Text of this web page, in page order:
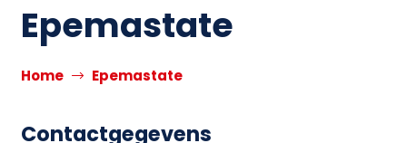
Epemastate
Home Epemastate
Contactgegevens